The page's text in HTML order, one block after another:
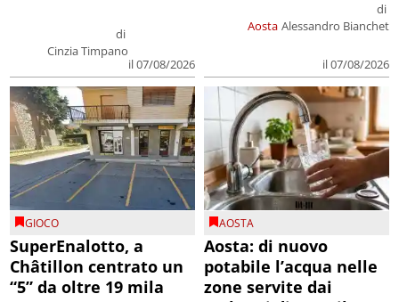
di
Cinzia Timpano
il 07/08/2026
Aosta
di
Alessandro Bianchet
il 07/08/2026
GIOCO
SuperEnalotto, a
Châtillon centrato un
“5” da oltre 19 mila
AOSTA
Aosta: di nuovo
potabile l’acqua nelle
zone servite dai